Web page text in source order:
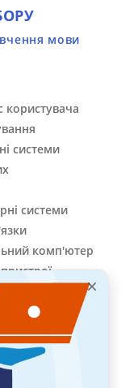
мови
користувача
системи
системи
комп'ютер